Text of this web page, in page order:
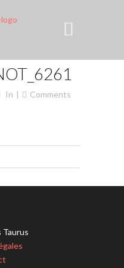
In Comments